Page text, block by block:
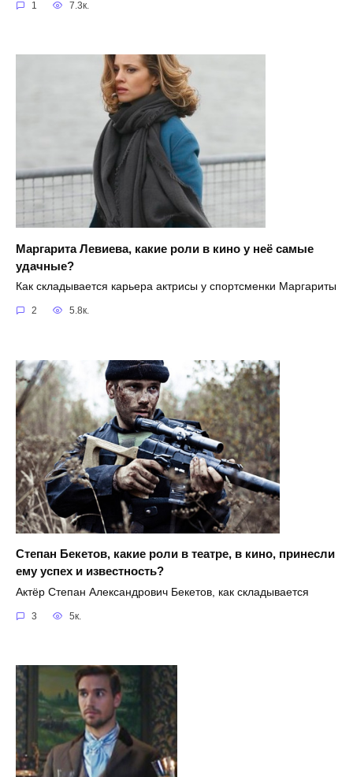
1 7.3к.
Маргарита Левиева, какие роли в кино у неё самые
удачные?
Как складывается карьера актрисы у спортсменки Маргариты
2 5.8к.
Степан Бекетов, какие роли в театре, в кино, принесли
ему успех и известность?
Актёр Степан Александрович Бекетов, как складывается
3 5к.